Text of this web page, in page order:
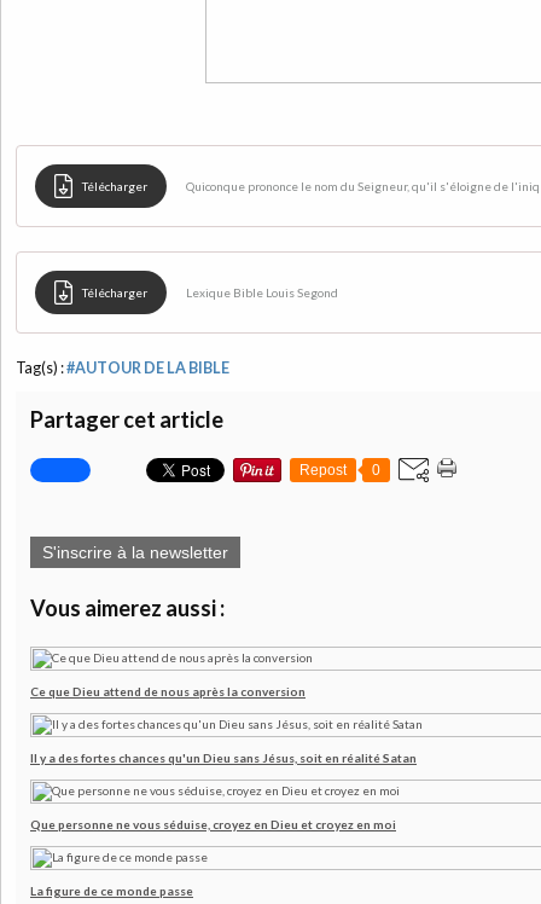
Télécharger Quiconque prononce le nom du Seigneur, qu'il s'éloigne de
Télécharger Lexique Bible Louis Segond
Tag(s) :#AUTOUR DE LA BIBLE
Partager cet article
Repost 0
S'inscrire à la newsletter
Vous aimerez aussi :
Ce que Dieu attend de nous après la conversion
Il y a des fortes chances qu'un Dieu sans Jésus, soit en réalité Satan
Que personne ne vous séduise, croyez en Dieu et croyez en moi
La figure de ce monde passe